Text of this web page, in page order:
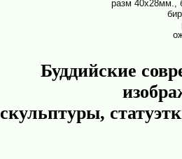
разм 40х28мм.,
Буддийские
скульптуры,